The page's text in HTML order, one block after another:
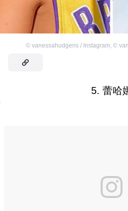
© vanessahudgens / Instagram, ©
5. 蕾哈